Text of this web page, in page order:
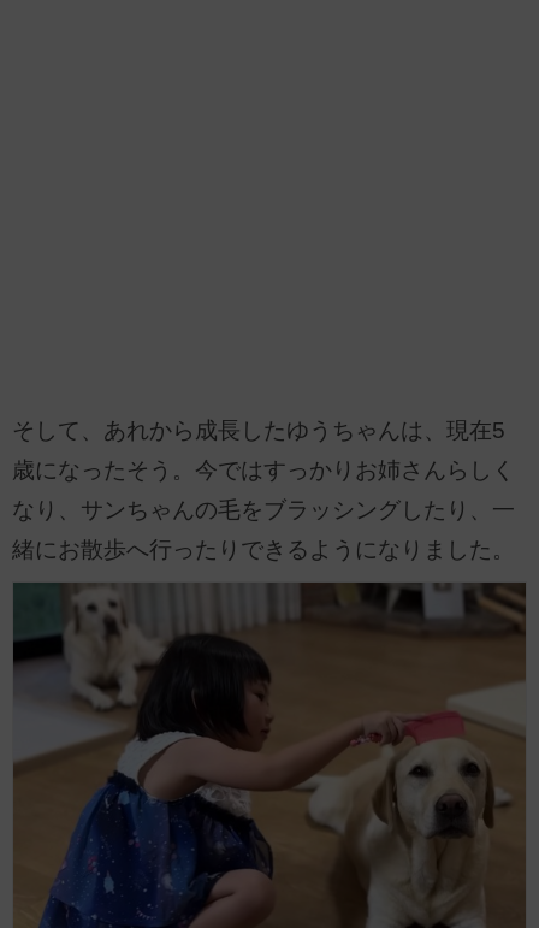
そして、あれから成長したゆうちゃんは、現在5
歳になったそう。今ではすっかりお姉さんらしく
なり、サンちゃんの毛をブラッシングしたり、一
緒にお散歩へ行ったりできるようになりました。